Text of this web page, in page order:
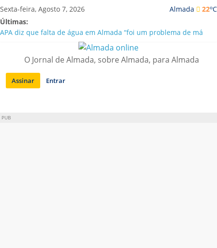
Saltar
para
conteúdo
Almada 22oC
Sexta-feira, Agosto 7, 2026
Últimas:
APA diz que falta de água em Almada “foi um problema de má
Laranjeiro | Cultura pop asiática invade a Casa Amarela
Ponte 25 de Abril celebra 60 anos com programa cultural entre
Lisboa e Almada
Situação de alerta em Almada renovada até final de Agosto
O Jornal de Almada, sobre Almada, para Almada
Assinar Entrar
PUB